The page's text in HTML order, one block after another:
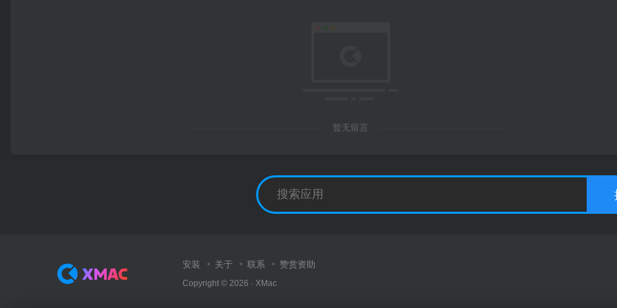
暂无留言
安装 关于 联系 赞赏资助
Copyright © 2026 · XMac